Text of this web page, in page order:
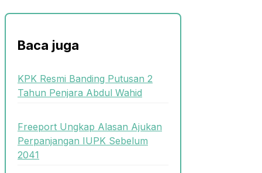
Baca juga
KPK Resmi Banding Putusan 2
Tahun Penjara Abdul Wahid
Freeport Ungkap Alasan Ajukan
Perpanjangan IUPK Sebelum
2041